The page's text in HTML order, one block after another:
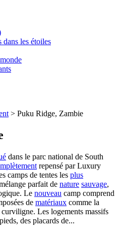
dans les étoiles
> Puku Ridge, Zambie
dans le parc national de South
repensé par Luxury
camps de tentes les plus
parfait de nature sauvage,
Le nouveau camp comprend
de matériaux comme la
Les logements massifs
des placards de...